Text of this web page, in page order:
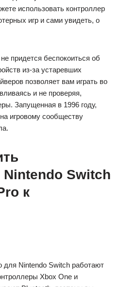
использовать контроллер
игр и сами увидеть, о
придется беспокоиться об
из-за устаревших
позволяет вам играть во
и не проверяя,
Запущенная в 1996 году,
игровому сообществу
Switch
к
для Nintendo Switch работают
Xbox One и